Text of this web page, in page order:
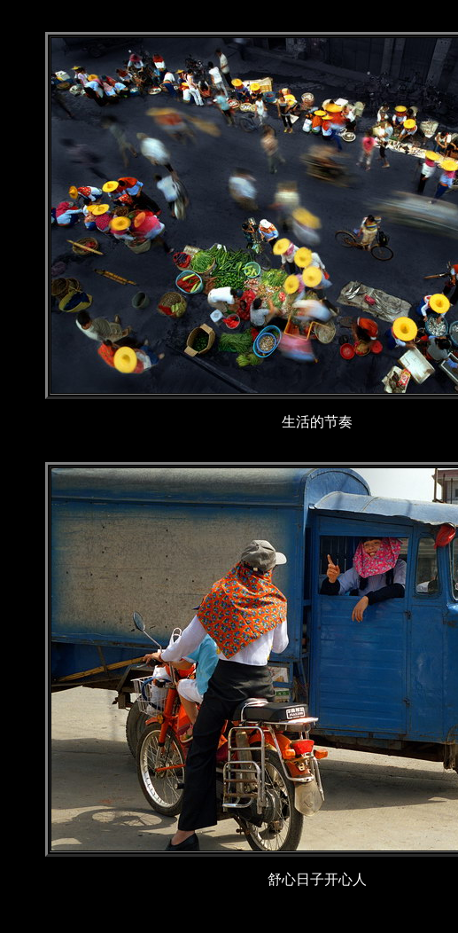
生活的节奏
舒心日子开心人